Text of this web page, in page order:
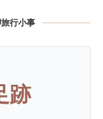
行小事
跡